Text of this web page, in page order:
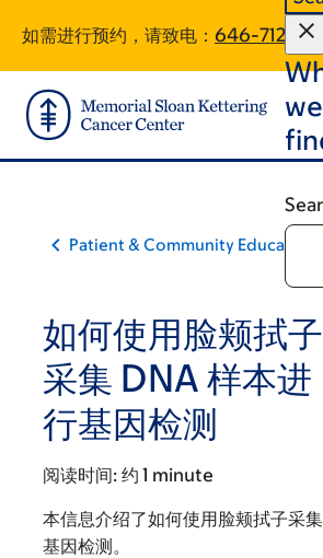
main
content
footer
如需进行预约，请致电： 646-712-
Patient & Community Education
如何使用脸颊拭子
采集 DNA 样本进
行基因检测
阅读时间: 约 1 minute
本信息介绍了如何使用脸颊拭子采
基因检测。